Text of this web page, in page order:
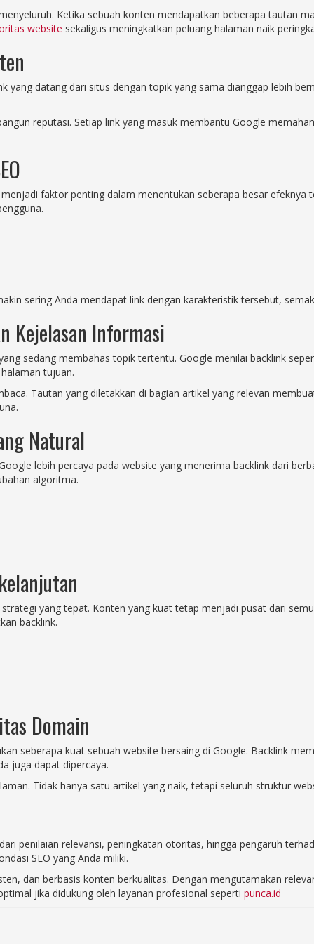
Ketika sebuah konten mendapatkan beberapa tautan
website sekaligus meningkatkan peluang halaman naik
datang dari situs dengan topik yang sama dianggap lebih
reputasi. Setiap link yang masuk membantu Google
faktor penting dalam menentukan seberapa besar efeknya
sering Anda mendapat link dengan karakteristik tersebut,
Kejelasan Informasi
sedang membahas topik tertentu. Google menilai backlink
tujuan.
Tautan yang diletakkan di bagian artikel yang relevan
Natural
lebih percaya pada website yang menerima backlink dari
algoritma.
yang tepat. Konten yang kuat tetap menjadi pusat dari
backlink.
Domain
seberapa kuat sebuah website bersaing di Google. Backlink
juga dapat dipercaya.
Tidak hanya satu artikel yang naik, tetapi seluruh struktur
penilaian relevansi, peningkatan otoritas, hingga pengaruh
SEO yang Anda miliki.
dan berbasis konten berkualitas. Dengan mengutamakan
jika didukung oleh layanan profesional seperti punca.id